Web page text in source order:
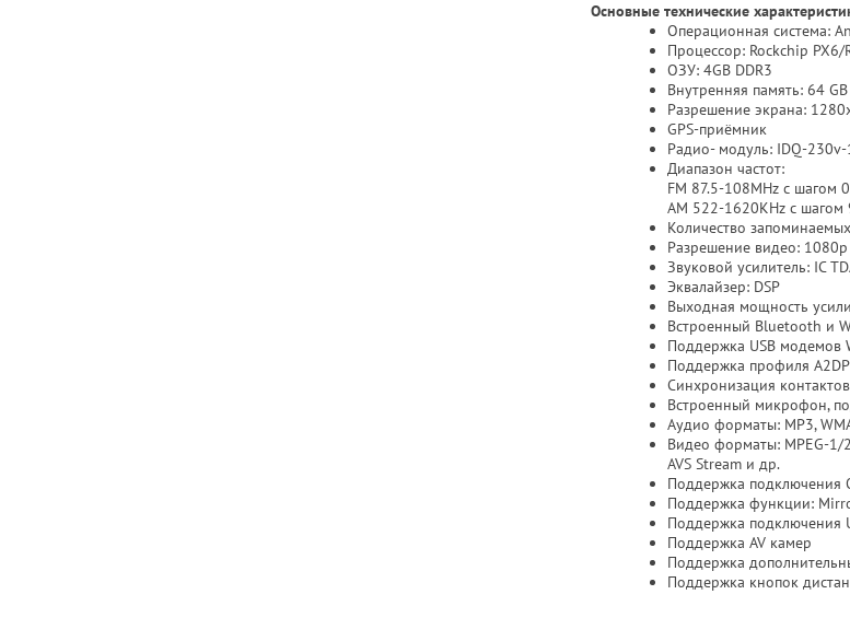
Основные технические
Операционная система:
Процессор: Rockchip PX6/
ОЗУ: 4GB DDR3
Внутренняя память: 64 GB
Разрешение экрана:
GPS-приёмник
Радио- модуль: IDQ-
Диапазон частот:
FM 87.5-108MHz с шагом
AM 522-1620KHz с шагом
Количество
Разрешение видео: 1080p
Звуковой усилитель: IC
Эквалайзер: DSP
Выходная мощность
Встроенный Bluetooth и
Поддержка USB модемов
Поддержка профиля A2DP
Синхронизация
Встроенный микрофон,
Аудио форматы: MP3,
Видео форматы: MPEG-1/
AVS Stream и др.
Поддержка подключения
Поддержка функции:
Поддержка подключения
Поддержка AV камер
Поддержка
Поддержка кнопок